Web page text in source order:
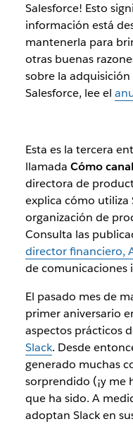
Salesforce! Esto
información está
mantenerla para
otras buenas
sobre la
Salesforce, lee el
Esta es la tercera
llamada Cómo
directora de
explica cómo utiliza
organización de
Consulta las
director financiero,
de comunicaciones
El pasado mes de
primer aniversario
aspectos prácticos
Slack. Desde
generado muchas
sorprendido (¡y me
que ha sido. A
adoptan Slack en